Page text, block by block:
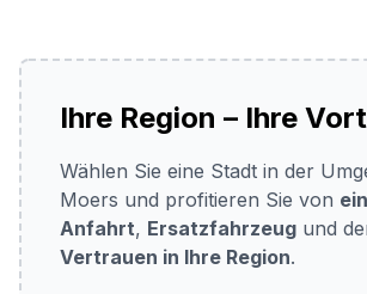
Ihre Region – Ihre
Wählen Sie eine Stadt in der
Moers und profitieren Sie von
Anfahrt, Ersatzfahrzeug und
Vertrauen in Ihre Region.